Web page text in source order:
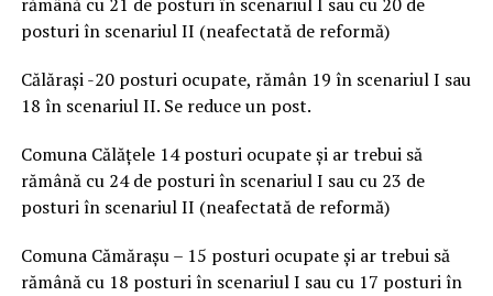
posturi în scenariul II (neafectată de reformă)
Călărași -20 posturi ocupate, rămân 19 în scenariul I sau
18 în scenariul II. Se reduce un post.
Comuna Călățele 14 posturi ocupate și ar trebui să
rămână cu 24 de posturi în scenariul I sau cu 23 de
posturi în scenariul II (neafectată de reformă)
Comuna Cămărașu – 15 posturi ocupate și ar trebui să
rămână cu 18 posturi în scenariul I sau cu 17 posturi în